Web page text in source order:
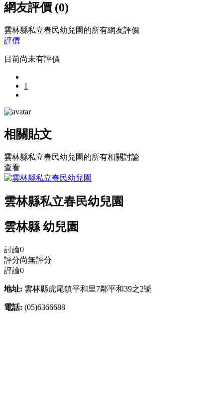
網友評價 (0)
雲林縣私立春民幼兒園的所有網友評價
評價
目前尚未有評價
1
相關貼文
雲林縣私立春民幼兒園的所有相關討論
查看
雲林縣私立春民幼兒園
雲林縣 幼兒園
討論0
評分尚無評分
評論0
地址: 雲林縣虎尾鎮平和里7鄰平和39之2號
電話: (05)6366688